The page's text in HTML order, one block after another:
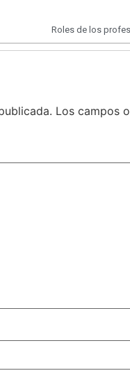
Roles de los
Los campos